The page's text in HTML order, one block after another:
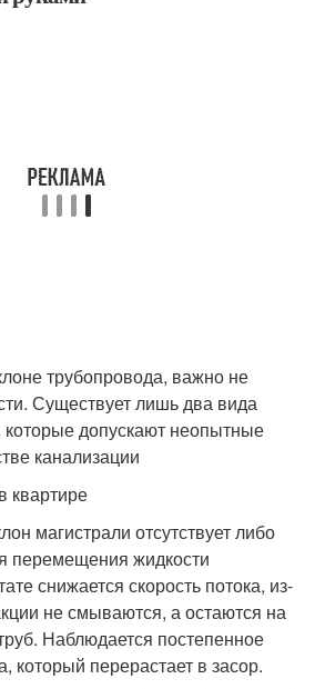
трубопровода, важно не
Существует лишь два вида
допускают неопытные
канализации
квартире
магистрали отсутствует либо
перемещения жидкости
снижается скорость потока, из-
не смываются, а остаются на
Наблюдается постепенное
который перерастает в засор.